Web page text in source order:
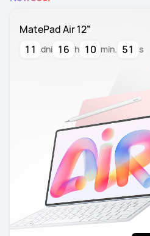
MatePad Air 12”
11 dni 16 h 10 min. 50 s